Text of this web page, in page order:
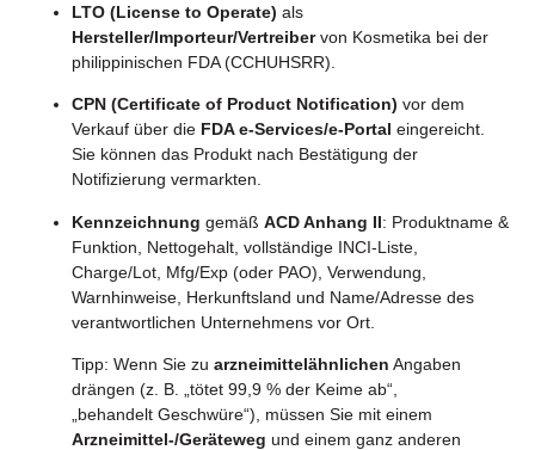
LTO (License to Operate) als
Hersteller/Importeur/Vertreibervon Kosmetika bei der
philippinischen FDA (CCHUHSRR).
CPN (Certificate of Product Notification) vor dem
Verkauf über die FDA e-Services/e-Portal eingereicht.
Sie können das Produkt nach Bestätigung der
Notifizierung vermarkten.
Kennzeichnung gemäß ACD Anhang II: Produktname &
Funktion, Nettogehalt, vollständige INCI-Liste,
Charge/Lot, Mfg/Exp (oder PAO), Verwendung,
Warnhinweise, Herkunftsland und Name/Adresse des
verantwortlichen Unternehmens vor Ort.
Tipp: Wenn Sie zu arzneimittelähnlichen Angaben
drängen (z. B. „tötet 99,9 % der Keime ab“,
„behandelt Geschwüre“), müssen Sie mit einem
Arzneimittel-/Geräteweg und einem ganz anderen